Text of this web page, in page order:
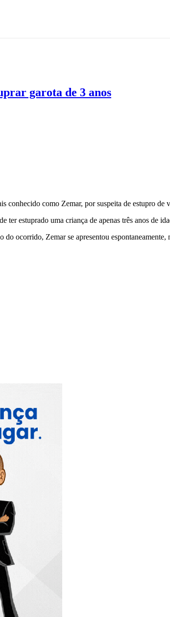
garota de 3 anos
como Zemar, por suspeita de estupro de
estuprado uma criança de apenas três anos de
ocorrido, Zemar se apresentou